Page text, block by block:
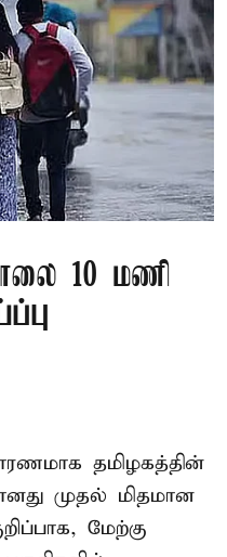
10 மணி
தமிழகத்தின்
முதல் மிதமான
மேற்கு